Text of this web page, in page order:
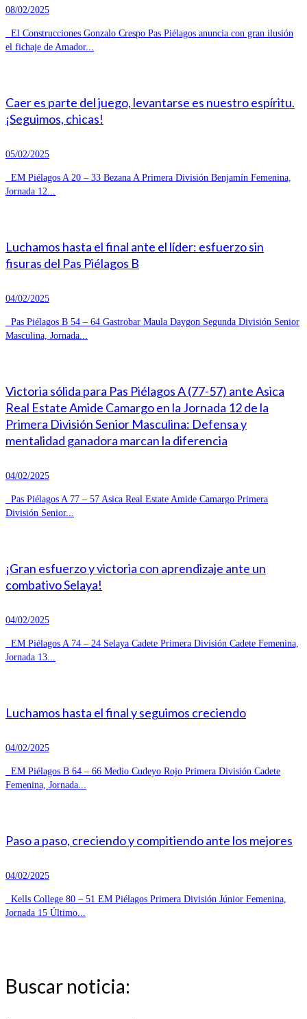
08/02/2025
El Construcciones Gonzalo Crespo Pas Piélagos anuncia con gran ilusión
el fichaje de Amador...
Caer es parte del juego, levantarse es nuestro espíritu.
¡Seguimos, chicas!
05/02/2025
EM Piélagos A 20 – 33 Bezana A Primera División Benjamín Femenina,
Jornada 12...
Luchamos hasta el final ante el líder: esfuerzo sin
fisuras del Pas Piélagos B
04/02/2025
Pas Piélagos B 54 – 64 Gastrobar Maula Daygon Segunda División Senior
Masculina, Jornada...
Victoria sólida para Pas Piélagos A (77-57) ante Asica
Real Estate Amide Camargo en la Jornada 12 de la
Primera División Senior Masculina: Defensa y
mentalidad ganadora marcan la diferencia
04/02/2025
Pas Piélagos A 77 – 57 Asica Real Estate Amide Camargo Primera
División Senior...
¡Gran esfuerzo y victoria con aprendizaje ante un
combativo Selaya!
04/02/2025
EM Piélagos A 74 – 24 Selaya Cadete Primera División Cadete Femenina,
Jornada 13...
Luchamos hasta el final y seguimos creciendo
04/02/2025
EM Piélagos B 64 – 66 Medio Cudeyo Rojo Primera División Cadete
Femenina, Jornada...
Paso a paso, creciendo y compitiendo ante los mejores
04/02/2025
Kells College 80 – 51 EM Piélagos Primera División Júnior Femenina,
Jornada 15 Último...
Buscar noticia: